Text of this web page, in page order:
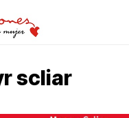
scliar